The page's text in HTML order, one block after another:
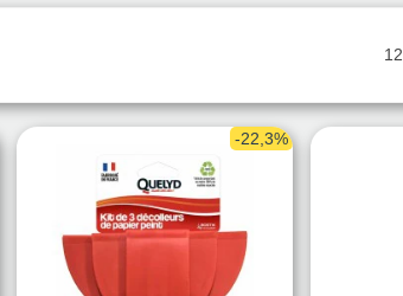
12
-22,3%